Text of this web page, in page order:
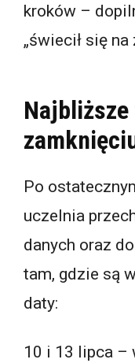
kroków –
„świecił się na
Po
uczelnia
danych oraz
tam, gdzie są
daty:
10 i 13 lipca –